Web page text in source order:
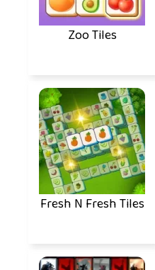
Zoo Tiles
Fresh N Fresh Tiles